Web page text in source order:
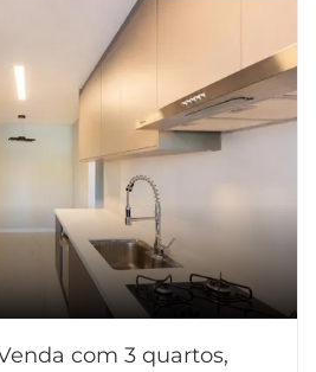
com 3 quartos,